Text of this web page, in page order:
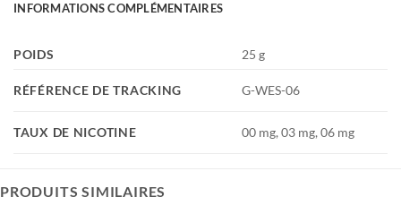
INFORMATIONS COMPLÉMENTAIRES
POIDS 25 g
RÉFÉRENCE DE TRACKING G-WES-06
TAUX DE NICOTINE 00 mg, 03 mg, 06 mg
PRODUITS SIMILAIRES